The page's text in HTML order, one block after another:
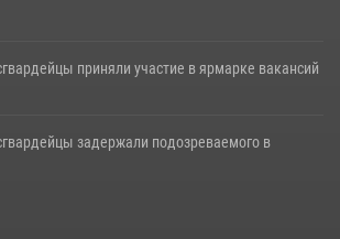
приняли участие в ярмарке вакансий
задержали подозреваемого в